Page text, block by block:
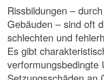
Rissbildungen –
Gebäuden – sind oft
schlechten und
Es gibt
verformungsbedingte